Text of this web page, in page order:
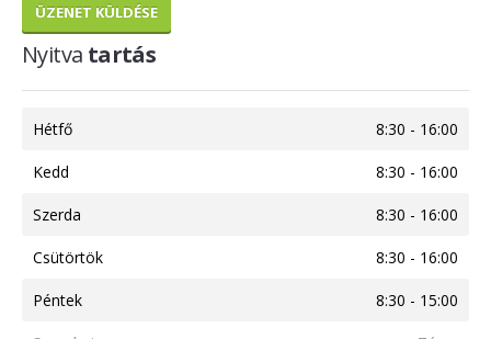
Zaptec
Zaptec Go
Zaptec Pro
DC Töltők
ÜZENET KÜLDÉSE
Nyitva tartás
Hétfő 8:30 - 16:00
Kedd 8:30 - 16:00
Szerda 8:30 - 16:00
Csütörtök 8:30 - 16:00
Péntek 8:30 - 15:00